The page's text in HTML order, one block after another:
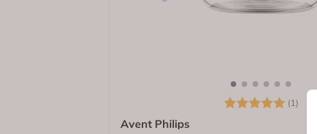
Eksklusive tilbud
Karakter: (1)
Avent Philips